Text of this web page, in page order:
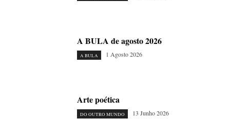
A BULA de agosto 2026
A BULA 1 Agosto 2026
Arte poética
DO OUTRO MUNDO 13 Junho 2026